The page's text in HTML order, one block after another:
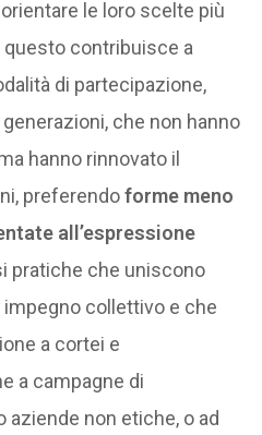
le loro scelte più
contribuisce a
di partecipazione,
che non hanno
hanno rinnovato il
preferendoforme meno
all’espressione
pratiche che uniscono
collettivo e che
a cortei e
a campagne di
non etiche, o ad